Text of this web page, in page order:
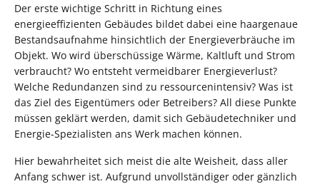
Der erste wichtige Schritt in Richtung eines
energieeffizienten Gebäudes bildet dabei eine haargenaue
Bestandsaufnahme hinsichtlich der Energieverbräuche im
Objekt. Wo wird überschüssige Wärme, Kaltluft und Strom
verbraucht? Wo entsteht vermeidbarer Energieverlust?
Welche Redundanzen sind zu ressourcenintensiv? Was ist
das Ziel des Eigentümers oder Betreibers? All diese Punkte
müssen geklärt werden, damit sich Gebäudetechniker und
Energie-Spezialisten ans Werk machen können.
Hier bewahrheitet sich meist die alte Weisheit, dass aller
Anfang schwer ist. Aufgrund unvollständiger oder gänzlich